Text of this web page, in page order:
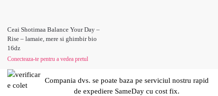
Ceai Shotimaa Balance Your Day –
Rise – lamaie, mere si ghimbir bio
16dz
Conecteaza-te pentru a vedea pretul
Compania dvs. se poate baza pe serviciul nostru rapid
de expediere SameDay cu cost fix.